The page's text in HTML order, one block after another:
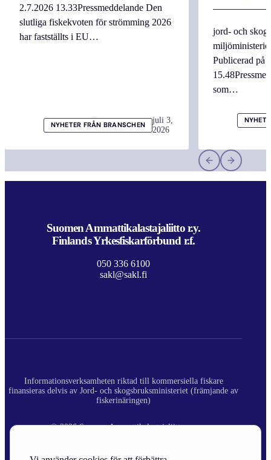
2.7.2026 13.33Pressmeddelande Den
slutliga fiskekvoten för strömming 2026
har fastställts i EU…
NYHETER FRÅN BRANSCHEN
juli 3,
2026
jord- och
Publicerad på
som…
Suomen Ammattikalastajaliitto r.y.
Finlands Yrkesfiskarförbund r.f.
050 336 6100
sakl@sakl.fi
Informationsverksamheten riktad till kommersiella fiskare
finansieras delvis av Jord- och skogsbruksministeriet (främjande av
fiskerinäringen)
© 2026 Suomen Ammattikalastajaliitto ry.